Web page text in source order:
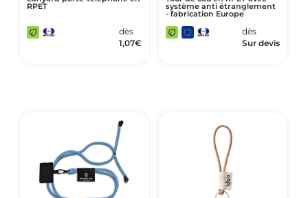
RPET
dès
1,07€
système anti étranglement
- fabrication Europe
dès
Sur devis